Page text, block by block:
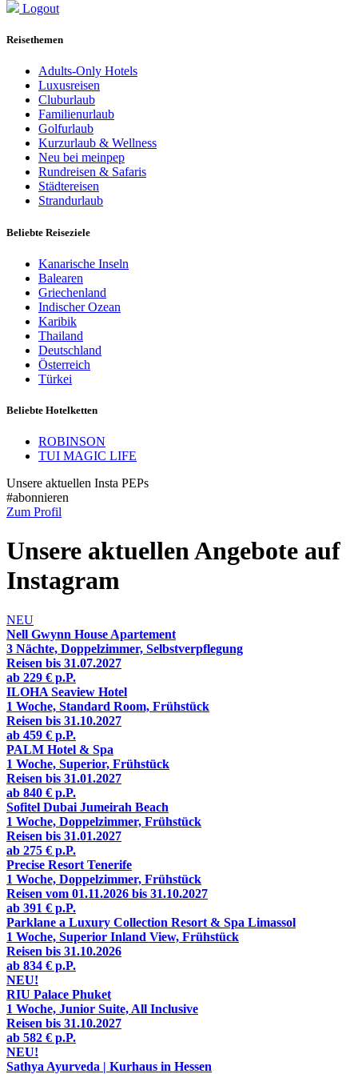
Logout
Reisethemen
Adults-Only Hotels
Luxusreisen
Cluburlaub
Familienurlaub
Golfurlaub
Kurzurlaub & Wellness
Neu bei meinpep
Rundreisen & Safaris
Städtereisen
Strandurlaub
Beliebte Reiseziele
Kanarische Inseln
Balearen
Griechenland
Indischer Ozean
Karibik
Thailand
Deutschland
Österreich
Türkei
Beliebte Hotelketten
ROBINSON
TUI MAGIC LIFE
Unsere aktuellen Insta PEPs
#abonnieren
Zum Profil
Unsere aktuellen Angebote auf
Instagram
NEU
Nell Gwynn House Apartement
3 Nächte, Doppelzimmer, Selbstverpflegung
Reisen bis 31.07.2027
ab 229 € p.P.
ILOHA Seaview Hotel
1 Woche, Standard Room, Frühstück
Reisen bis 31.10.2027
ab 459 € p.P.
PALM Hotel & Spa
1 Woche, Superior, Frühstück
Reisen bis 31.01.2027
ab 840 € p.P.
Sofitel Dubai Jumeirah Beach
1 Woche, Doppelzimmer, Frühstück
Reisen bis 31.01.2027
ab 275 € p.P.
Precise Resort Tenerife
1 Woche, Doppelzimmer, Frühstück
Reisen vom 01.11.2026 bis 31.10.2027
ab 391 € p.P.
Parklane a Luxury Collection Resort & Spa Limassol
1 Woche, Superior Inland View, Frühstück
Reisen bis 31.10.2026
ab 834 € p.P.
NEU!
RIU Palace Phuket
1 Woche, Junior Suite, All Inclusive
Reisen bis 31.10.2027
ab 582 € p.P.
NEU!
Sathya Ayurveda | Kurhaus in Hessen